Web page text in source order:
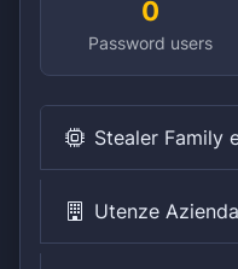
0
Password users
Stealer Family
Utenze